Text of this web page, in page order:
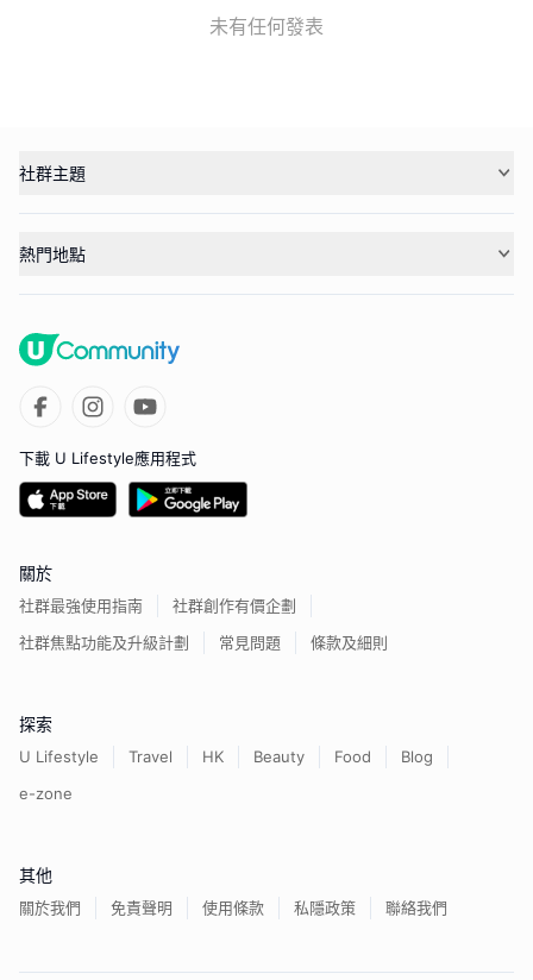
未有任何發表
社群主題
熱門地點
下載 U Lifestyle應用程式
關於
社群最強使用指南
社群創作有價企劃
社群焦點功能及升級計劃
常見問題 條款及細則
探索
U Lifestyle Travel HK Beauty Food
Blog
e-zone
其他
關於我們 免責聲明 使用條款 私隱政策 聯絡我們